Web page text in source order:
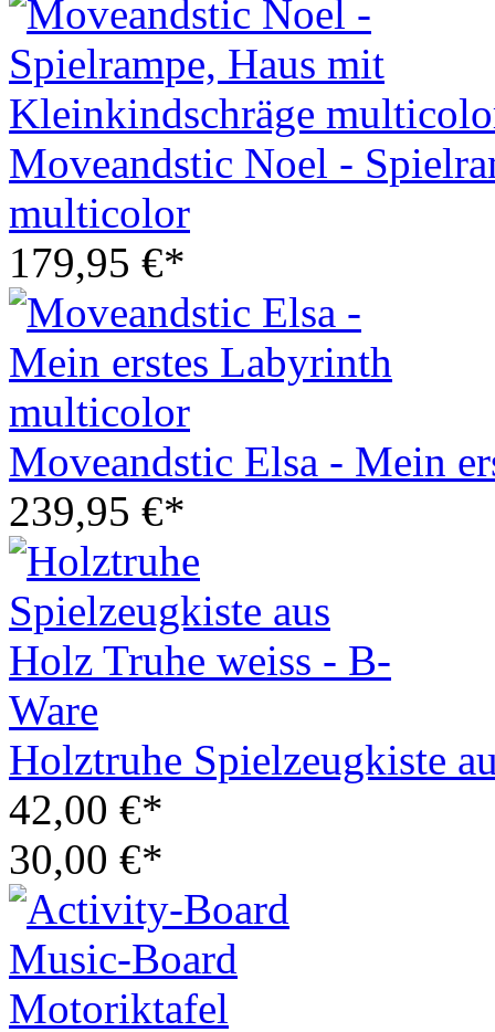
Moveandstic Noel -
multicolor
179,95 €*
Moveandstic Elsa - Mein
239,95 €*
Holztruhe Spielzeugkiste
42,00 €*
30,00 €*